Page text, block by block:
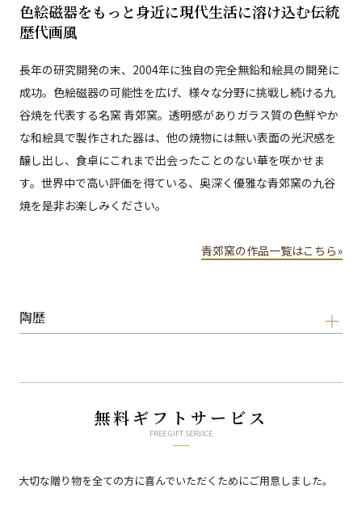
色絵磁器をもっと身近に現代生活に溶け込む伝統
歴代画風
長年の研究開発の末、2004年に独自の完全無鉛和絵具の開発に
成功。色絵磁器の可能性を広げ、様々な分野に挑戦し続ける九
谷焼を代表する名窯 青郊窯。透明感がありガラス質の色鮮やか
な和絵具で製作された器は、他の焼物には無い表面の光沢感を
醸し出し、食卓にこれまで出会ったことのない華を咲かせま
す。世界中で高い評価を得ている、奥深く優雅な青郊窯の九谷
焼を是非お楽しみください。
青郊窯の作品一覧はこちら»
陶歴
無料ギフトサービス
FREE GIFT SERVICE
大切な贈り物を全ての方に喜んでいただくためにご用意しました。